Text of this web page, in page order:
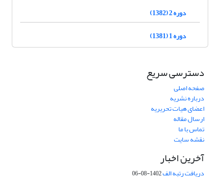
دوره 2 (1382)
دوره 1 (1381)
دسترسی سریع
صفحه اصلی
درباره نشریه
اعضای هیات تحریریه
ارسال مقاله
تماس با ما
نقشه سایت
آخرین اخبار
دریافت رتبه الف1402-08-06